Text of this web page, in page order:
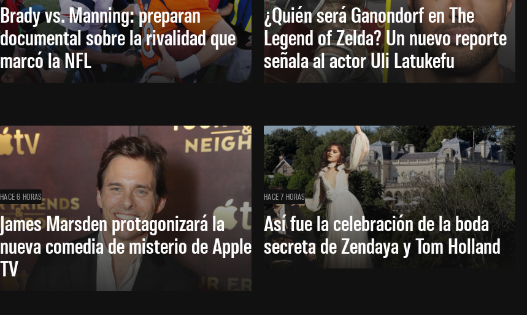
Brady vs. Manning: preparan
documental sobre la rivalidad que
marcó la NFL
¿Quién será Ganondorf en The
Legend of Zelda? Un nuevo reporte
señala al actor Uli Latukefu
HACE 6 HORAS
James Marsden protagonizará la
nueva comedia de misterio de Apple
TV
HACE 7 HORAS
Así fue la celebración de la boda
secreta de Zendaya y Tom Holland